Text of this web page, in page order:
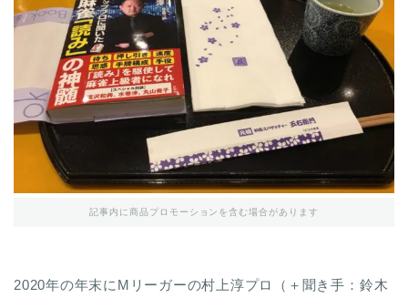
記事内に商品プロモーションを含む場合があります
2020年の年末にMリーガーの村上淳プロ（＋聞き手：鈴木